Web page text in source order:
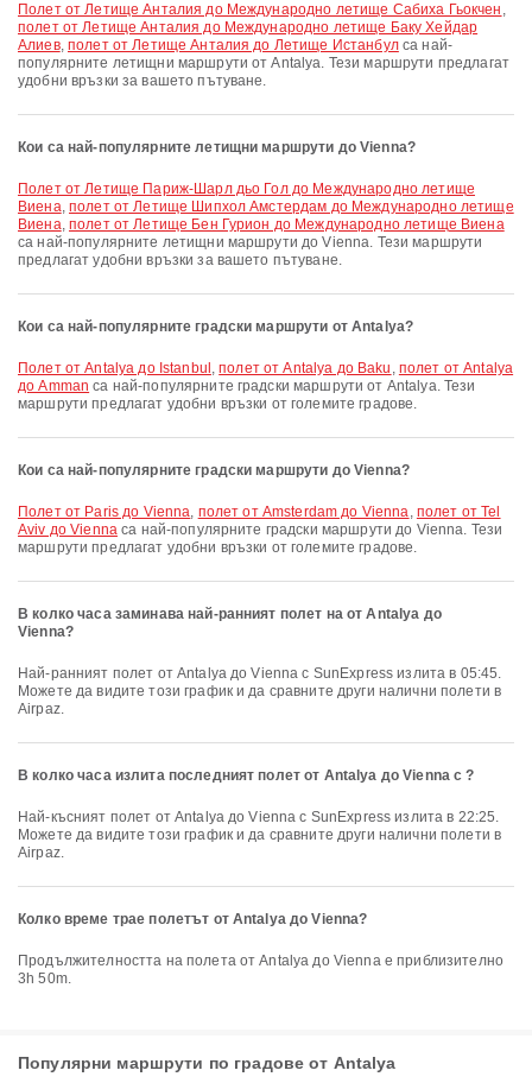
полет от Летище Анталия до Международно летище Сабиха Гьокчен ,
полет от Летище Анталия до Международно летище Баку Хейдар
Алиев, полет от Летище Анталия до Летище Истанбулса най-
популярните летищни маршрути от Antalya. Тези маршрути предлагат
удобни връзки за вашето пътуване.
Кои са най-популярните летищни маршрути до Vienna?
полет от Летище Париж-Шарл дьо Гол до Международно летище
Виена, полет от Летище Шипхол Амстердам до Международно летище
Виена, полет от Летище Бен Гурион до Международно летище Виена
са най-популярните летищни маршрути до Vienna. Тези маршрути
предлагат удобни връзки за вашето пътуване.
Кои са най-популярните градски маршрути от Antalya?
полет от Antalya до Istanbul ,полет от Antalya до Baku , полет от Antalya
до Amman са най-популярните градски маршрути от Antalya. Тези
маршрути предлагат удобни връзки от големите градове.
Кои са най-популярните градски маршрути до Vienna?
полет от Paris до Vienna, полет от Amsterdam до Vienna, полет от Tel
Aviv до Viennaса най-популярните градски маршрути до Vienna. Тези
маршрути предлагат удобни връзки от големите градове.
В колко часа заминава най-ранният полет на от Antalya до
Vienna?
Най-ранният полет от Antalya до Vienna с SunExpress излита в 05:45.
Можете да видите този график и да сравните други налични полети в
Airpaz.
В колко часа излита последният полет от Antalya до Vienna с ?
Най-късният полет от Antalya до Vienna с SunExpress излита в 22:25.
Можете да видите този график и да сравните други налични полети в
Airpaz.
Колко време трае полетът от Antalya до Vienna?
Продължителността на полета от Antalya до Vienna е приблизително
3h 50m.
Популярни маршрути по градове от Antalya